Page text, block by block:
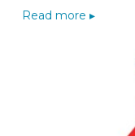
Deutschland
Read more ▸